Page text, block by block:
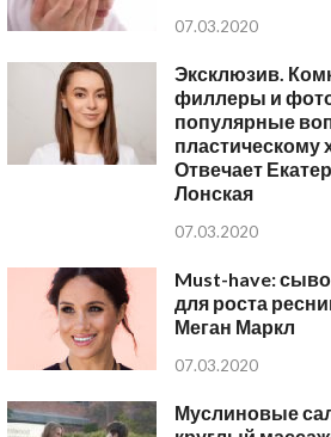
07.03.2020
Эксклюзив.
филлеры и
популярные
пластическому
Отвечает
Лонская
07.03.2020
Must-have:
для роста
Меган Маркл
07.03.2020
Муслиновые